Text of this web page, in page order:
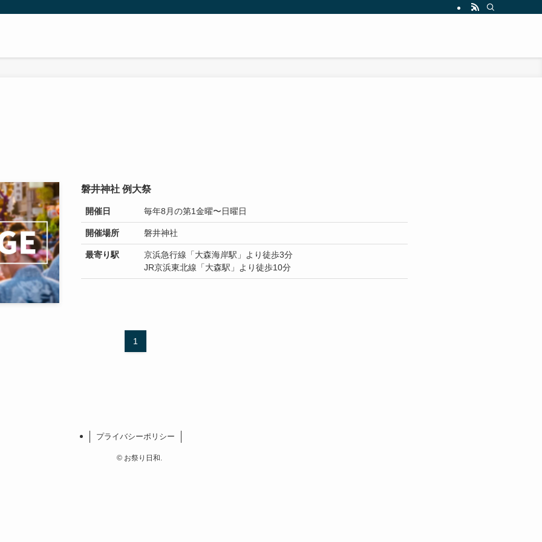
磐井神社 例大祭
開催日 毎年8月の第1金曜〜日曜日
開催場所 磐井神社
最寄り駅
京浜急行線「大森海岸駅」より徒歩3分
JR京浜東北線「大森駅」より徒歩10分
1
プライバシーポリシー
©お祭り日和.